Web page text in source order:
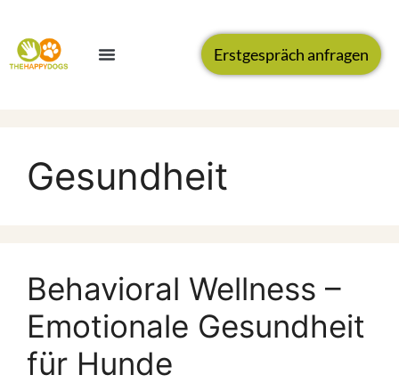
Erstgespräch anfragen
Gesundheit
Behavioral Wellness –
Emotionale Gesundheit
für Hunde